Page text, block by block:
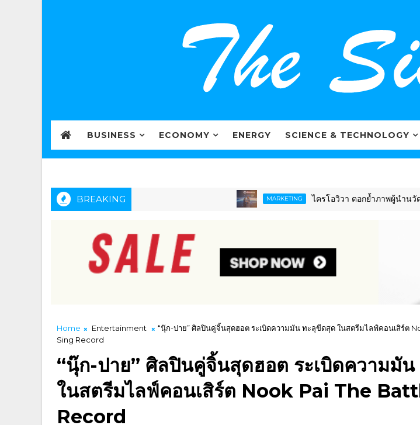
BUSINESS ECONOMY ENERGY SCIENCE & TECHNOLOGY
BREAKING MARKETING ไครโอวิวา ตอกย้ำภาพผู้นำนวัตกรรม
Home Entertainment
“นุ๊ก-ปาย” ศิลปินคู่จิ้นสุดฮอต ระเบิดความมัน ทะลุขีดสุด ในสตรีมไลฟ์คอนเสิร์ต
Sing Record
“นุ๊ก-ปาย” ศิลปินคู่จิ้นสุดฮอต ระเบิดความมั
ในสตรีมไลฟ์คอนเสิร์ต Nook Pai The
Record